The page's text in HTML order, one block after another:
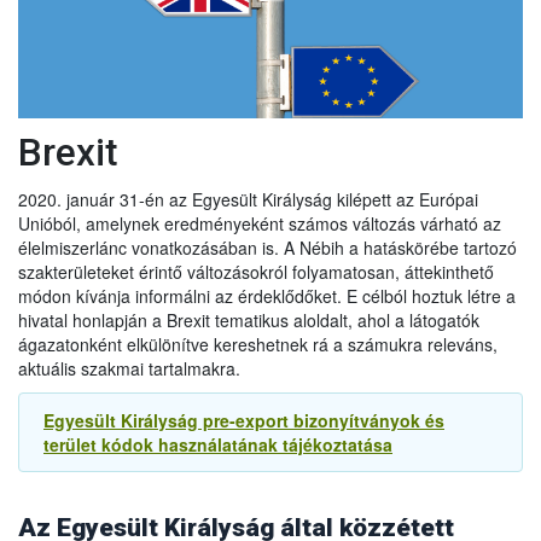
Brexit
2020. január 31-én az Egyesült Királyság kilépett az Európai
Unióból, amelynek eredményeként számos változás várható az
élelmiszerlánc vonatkozásában is. A Nébih a hatáskörébe tartozó
szakterületeket érintő változásokról folyamatosan, áttekinthető
módon kívánja informálni az érdeklődőket. E célból hoztuk létre a
hivatal honlapján a Brexit tematikus aloldalt, ahol a látogatók
ágazatonként elkülönítve kereshetnek rá a számukra releváns,
aktuális szakmai tartalmakra.
Egyesült Királyság pre-export bizonyítványok és
terület kódok használatának tájékoztatása
Az Egyesült Királyság által közzétett
árucikkeket az EU-ból Nagy-Britanniába 2022. június 30-ig:
● hűtött és fagyasztott darált baromfihús, és
● hűtött húskészítmények
Ez lehetővé teszi, hogy 2022. június 30-ig folytatódjon az
említett termékek kereskedelme az EU-ból.
2021.09.14
Újabb UK halasztás a növény és állategészsgügyi
ellenőrzésben
Az Egyesült Királyság kormánya úgy döntött, hogy tovább
halasztja az új ellenőrzések egyes elemeit, különösen az
egészségügyi és növény-egészségügyi árukkal
kapcsolatosakat. Ennek megfelelően:
- Az agrár-élelmiszeripari termékek behozatalának előzetes
bejelentésére vonatkozó követelményt 2021. október 1-jével
szemben2022. január 1-jénvezetik be.
- Az export egészségügyi bizonyítványokra vonatkozó új
bevezetni, most2022. július 1-jénvezetik be.
2022.01.01
Exportőrök, áruszállítmányozók és logisztikai
mezőgazdasági és környezetügyi szakdiplomata tájékoztatása